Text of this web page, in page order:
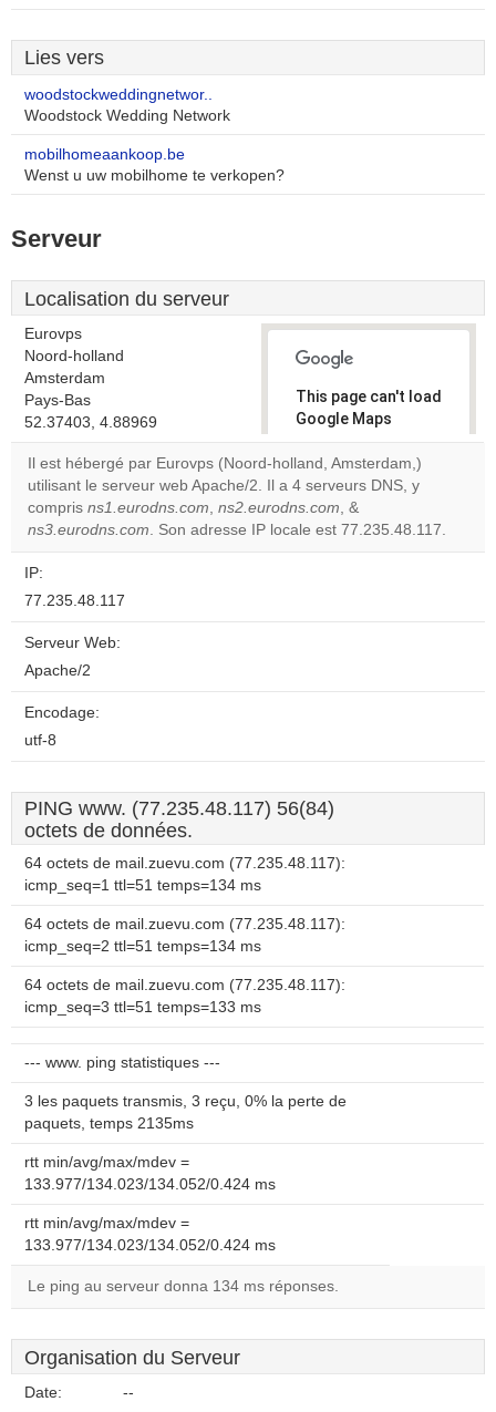
Lies vers
woodstockweddingnetwor..
Woodstock Wedding Network
mobilhomeaankoop.be
Wenst u uw mobilhome te verkopen?
Serveur
Localisation du serveur
Eurovps
Noord-holland
Amsterdam
Pays-Bas
52.37403, 4.88969
This page can't load
Google Maps
correctly.
Do you
own this
website?
Il est hébergé par Eurovps (Noord-holland, Amsterdam,)
utilisant le serveur web Apache/2. Il a 4 serveurs DNS, y
compris ns1.eurodns.com, ns2.eurodns.com, &
ns3.eurodns.com. Son adresse IP locale est 77.235.48.117.
IP:
77.235.48.117
Serveur Web:
Apache/2
Encodage:
utf-8
PING www. (77.235.48.117) 56(84)
octets de données.
64 octets de mail.zuevu.com (77.235.48.117):
icmp_seq=1 ttl=51 temps=134 ms
64 octets de mail.zuevu.com (77.235.48.117):
icmp_seq=2 ttl=51 temps=134 ms
64 octets de mail.zuevu.com (77.235.48.117):
icmp_seq=3 ttl=51 temps=133 ms
--- www. ping statistiques ---
3 les paquets transmis, 3 reçu, 0% la perte de
paquets, temps 2135ms
rtt min/avg/max/mdev =
133.977/134.023/134.052/0.424 ms
rtt min/avg/max/mdev =
133.977/134.023/134.052/0.424 ms
Le ping au serveur donna 134 ms réponses.
Organisation du Serveur
Date: --